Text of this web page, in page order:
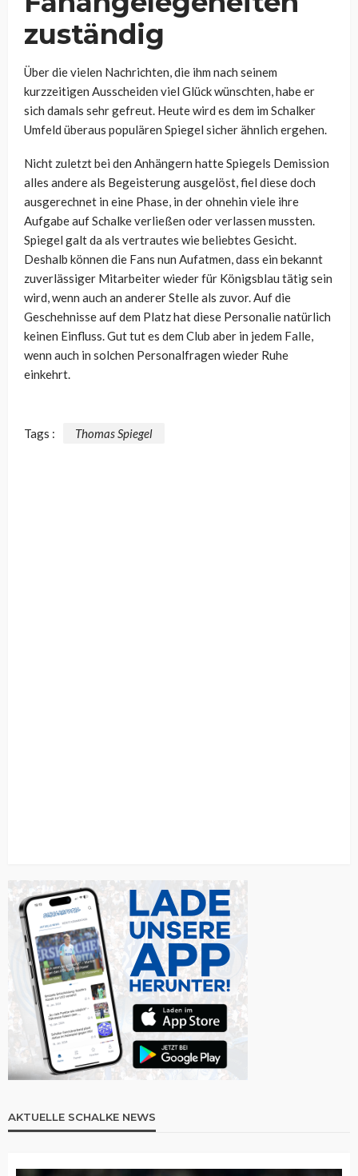
zuständig
Über die vielen Nachrichten, die ihm nach seinem
kurzzeitigen Ausscheiden viel Glück wünschten, habe er
sich damals sehr gefreut. Heute wird es dem im Schalker
Umfeld überaus populären Spiegel sicher ähnlich ergehen.
Nicht zuletzt bei den Anhängern hatte Spiegels Demission
alles andere als Begeisterung ausgelöst, fiel diese doch
ausgerechnet in eine Phase, in der ohnehin viele ihre
Aufgabe auf Schalke verließen oder verlassen mussten.
Spiegel galt da als vertrautes wie beliebtes Gesicht.
Deshalb können die Fans nun Aufatmen, dass ein bekannt
zuverlässiger Mitarbeiter wieder für Königsblau tätig sein
wird, wenn auch an anderer Stelle als zuvor. Auf die
Geschehnisse auf dem Platz hat diese Personalie natürlich
keinen Einfluss. Gut tut es dem Club aber in jedem Falle,
wenn auch in solchen Personalfragen wieder Ruhe
einkehrt.
Tags : Thomas Spiegel
AKTUELLE SCHALKE NEWS